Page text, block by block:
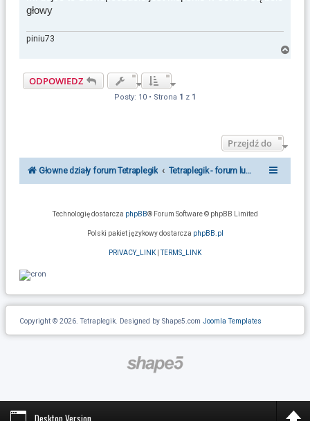
głowy
piniu73
ODPOWIEDZ
Posty: 10 • Strona 1 z 1
Przejdź do
Głowne działy forum Tetraplegik Tetraplegik - forum ludzi po urazie
Technologię dostarcza phpBB® Forum Software © phpBB Limited
Polski pakiet językowy dostarcza phpBB.pl
PRIVACY_LINK |TERMS_LINK
Copyright © 2026. Tetraplegik. Designed by Shape5.com Joomla Templates
Desktop Version